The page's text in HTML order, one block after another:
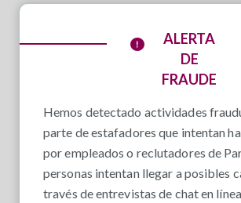
ALERTA
DE
FRAUDE
Hemos detectado actividades
parte de estafadores que intentan
por empleados o reclutadores de
personas intentan llegar a posibles
través de entrevistas de chat en